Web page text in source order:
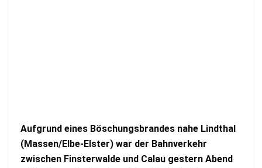
Aufgrund eines Böschungsbrandes nahe Lindthal
(Massen/Elbe-Elster) war der Bahnverkehr
zwischen Finsterwalde und Calau gestern Abend